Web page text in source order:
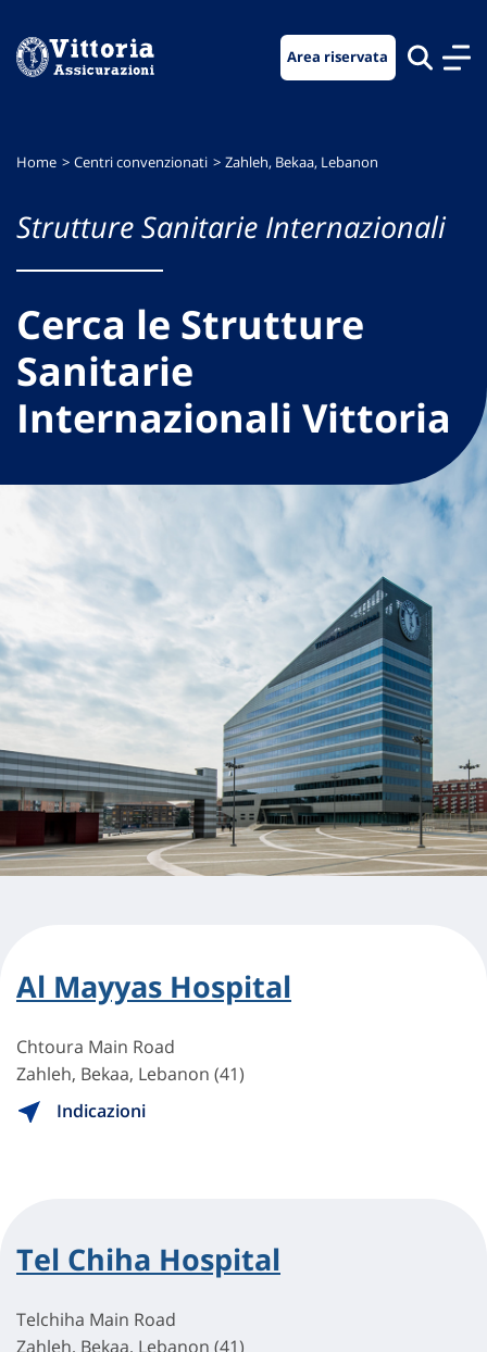
menu
contenuto
footer
Area riservata
Home Centri convenzionati Zahleh, Bekaa, Lebanon
Strutture Sanitarie Internazionali
Cerca le Strutture
Sanitarie
Internazionali Vittoria
Al Mayyas Hospital
Chtoura Main Road
Zahleh, Bekaa, Lebanon (41)
Indicazioni
Tel Chiha Hospital
Telchiha Main Road
Zahleh, Bekaa, Lebanon (41)